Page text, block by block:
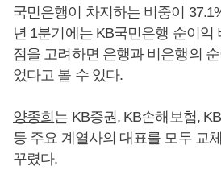
국민은행이 차지하는 비중이
년 1분기에는 KB국민은행 순이익
점을 고려하면 은행과 비은행의
었다고 볼 수 있다.
양종희는 KB증권, KB손해보험,
등 주요 계열사의 대표를 모두 교
꾸렸다.